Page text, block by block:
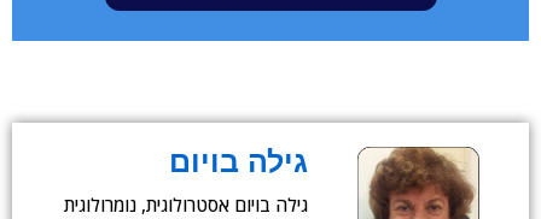
גילה בויום
גילה בויום אסטרולוגית, נומרולוגית